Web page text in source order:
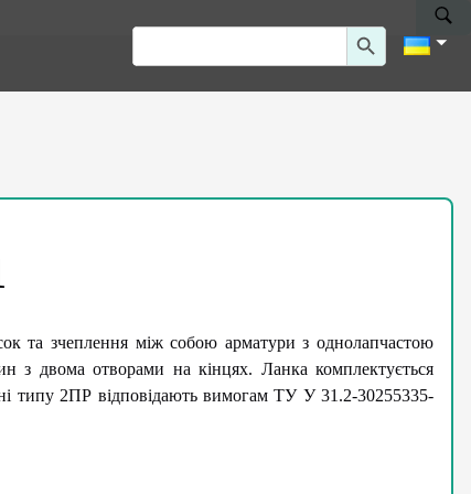
Search
Search Button
та зчеплення між собою арматури з однолапчастою
з двома отворами на кінцях. Ланка комплектується
типу 2ПР відповідають вимогам ТУ У 31.2-30255335-